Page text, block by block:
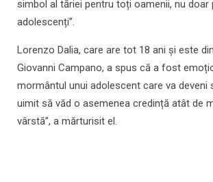
simbol al tăriei pentru toți oamenii, nu doar
adolescenți”.
Lorenzo Dalia, care are tot 18 ani și este
Giovanni Campano, a spus că a fost
mormântul unui adolescent care va deveni
uimit să văd o asemenea credință atât de
vârstă”, a mărturisit el.